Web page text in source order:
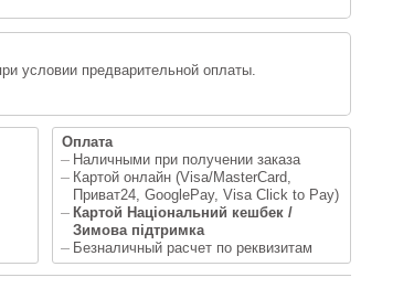
условии предварительной оплаты.
Оплата
Наличными при получении заказа
Картой онлайн (Visa/MasterCard,
Приват24, GooglePay, Visa Click to Pay)
Картой Національний кешбек /
Зимова підтримка
Безналичный расчет по реквизитам